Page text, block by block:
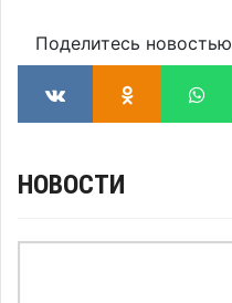
Поделитесь новостью
НОВОСТИ